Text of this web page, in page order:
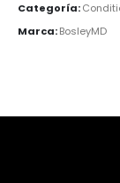
Categoría:
Marca:BosleyMD